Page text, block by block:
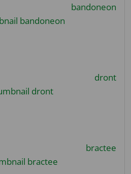
bandoneon
dront
bractee